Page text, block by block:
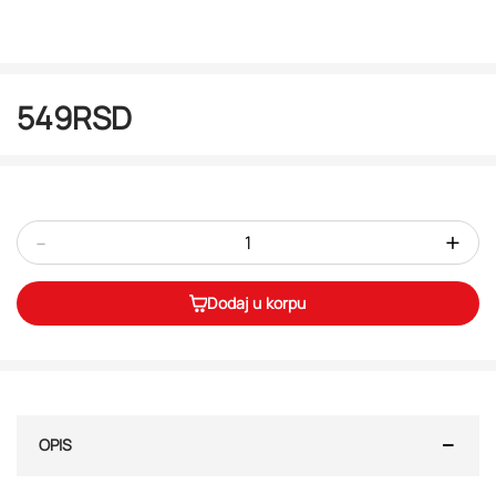
549RSD
- +
Dodaj u korpu
OPIS